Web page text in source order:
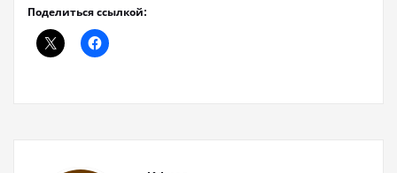
Поделиться ссылкой: